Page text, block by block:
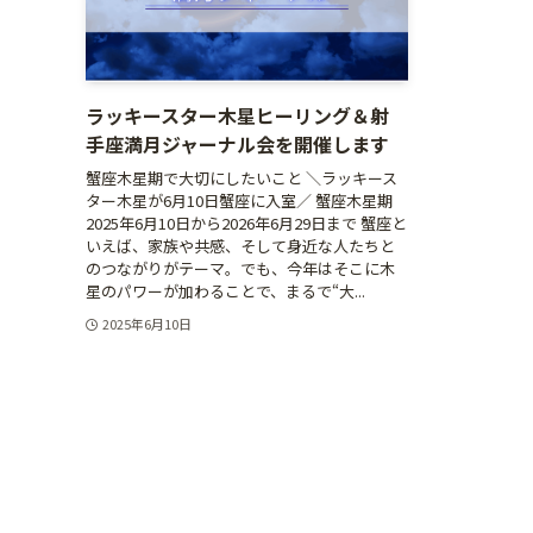
ラッキースター木星ヒーリング＆射
手座満月ジャーナル会を開催します
蟹座木星期で大切にしたいこと ＼ラッキース
ター木星が6月10日蟹座に入室／ 蟹座木星期
2025年6月10日から2026年6月29日まで 蟹座と
いえば、家族や共感、そして身近な人たちと
のつながりがテーマ。でも、今年はそこに木
星のパワーが加わることで、まるで“大...
2025年6月10日